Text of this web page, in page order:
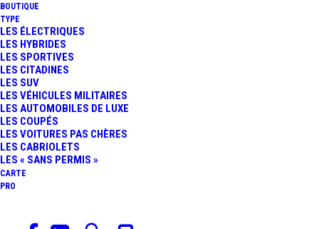
BOUTIQUE
TYPE
LES ÉLECTRIQUES
LES HYBRIDES
LES SPORTIVES
LES CITADINES
LES SUV
LES VÉHICULES MILITAIRES
LES AUTOMOBILES DE LUXE
LES COUPÉS
LES VOITURES PAS CHÈRES
LES CABRIOLETS
LES « SANS PERMIS »
CARTE
PRO
Ce radar est installé sur la , au
cœur de la commune de
Placé à cet endroit précis la